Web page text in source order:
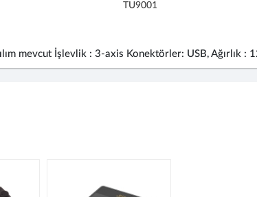
TU9001
mevcut İşlevlik : 3-axis Konektörler: USB, Ağırlık :